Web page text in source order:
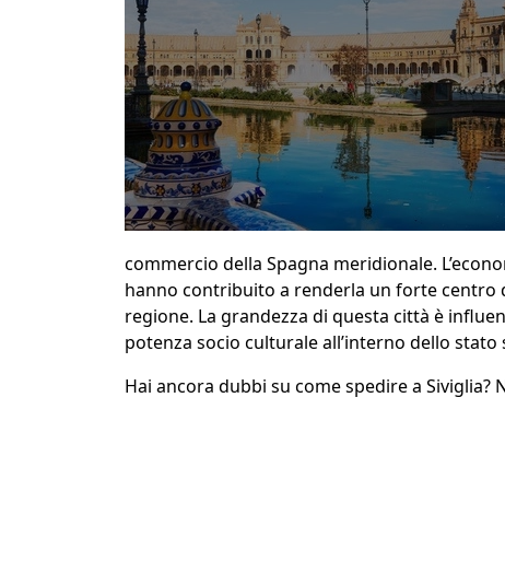
commercio della Spagna meridionale.
hanno contribuito a renderla un forte centro
regione. La grandezza di questa città è
potenza socio culturale all’interno dello stato
Hai ancora dubbi su come spedire a